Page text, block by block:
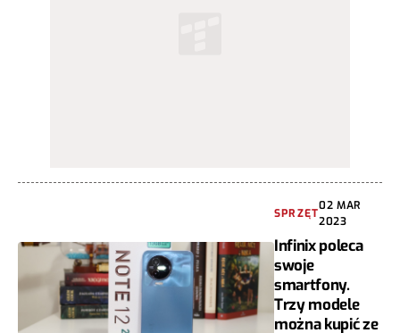
SPRZĘT
02 MAR
2023
Infinix poleca
swoje
smartfony.
Trzy modele
można kupić ze